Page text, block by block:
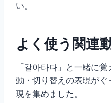
い。
よく使う関連
「갈아타다」と一緒に
動・切り替えの表現が
現を集めました。